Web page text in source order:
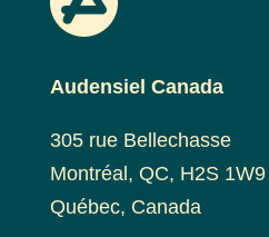
Audensiel Canada
305 rue Bellechasse
Montréal, QC, H2S 1W9
Québec, Canada